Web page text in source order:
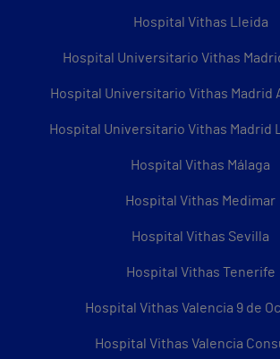
Hospital Vithas Lleida
Hospital Universitario Vithas
Hospital Universitario Vithas Madrid
Hospital Universitario Vithas Madrid
Hospital Vithas Málaga
Hospital Vithas Medimar
Hospital Vithas Sevilla
Hospital Vithas Tenerife
Hospital Vithas Valencia 9 de
Hospital Vithas Valencia